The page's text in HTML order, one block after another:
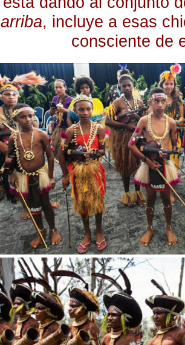
arriba, incluye a esas
consciente de